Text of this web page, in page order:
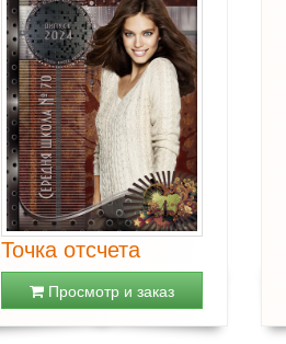
Точка отсчета
Просмотр и заказ